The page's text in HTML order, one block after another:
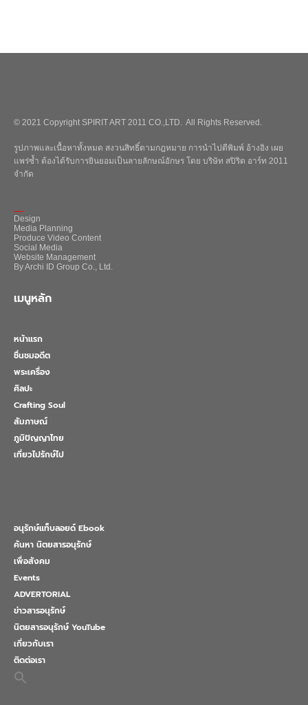
© 2021 Copyright SPIRIT ART 2011 CO.,LTD. All Rights Reserved.
รูปภาพและเนื้อหาทั้งหมด สงวนสิทธิ์ตามกฎหมาย การนำไปตีพิมพ์ อ้างอิง เผย
แพร่ซ้ำ ต้องได้รับการยินยอมเป็นลายลักษณ์อักษร โดย บริษัท สปิริต อาร์ท 2011
จำกัด
Design
Media Planning
Produce Video Content
Social Media
Website Management
By Archi ID Group Co., Ltd.
เมนูหลัก
หน้าแรก
ชื่นชมอดีต
พระเครื่อง
ศิลปะ
Crafting Soul
สัมภาษณ์
ภูมิปัญญาไทย
เที่ยวไปรักษ์ไป
อนุรักษ์แท็บลอยด์ Ebook
ค้นหา นิตยสารอนุรักษ์
เพื่อสังคม
Events
ADVERTORIAL
ข่าวสารอนุรักษ์
นิตยสารอนุรักษ์ YouTube
เกี่ยวกับเรา
ติดต่อเรา
Search
for: